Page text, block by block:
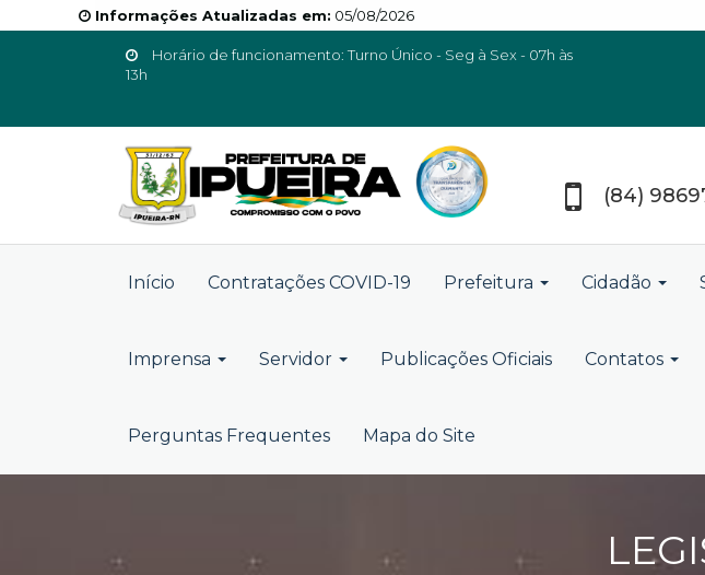
Informações Atualizadas em: 05/08/2026
Horário de funcionamento: Turno Único - Seg à Sex - 07h às
13h
(84)
Início Contratações COVID-19 Prefeitura Cidadão
Imprensa Servidor Publicações Oficiais Contatos
Perguntas Frequentes Mapa do Site